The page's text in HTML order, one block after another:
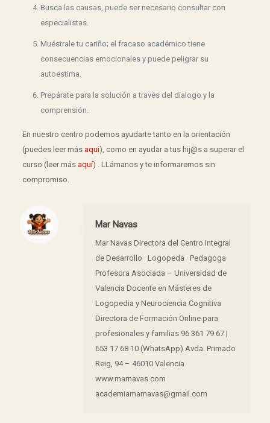
Busca las causas, puede ser necesario consultar con
especialistas.
Muéstrale tu cariño; el fracaso académico tiene
consecuencias emocionales y puede peligrar su
autoestima.
Prepárate para la solución a través del dialogo y la
comprensión.
En nuestro centro podemos ayudarte tanto en la orientación
(puedes leer más aqui), como en ayudar a tus hij@s a superar el
curso (leer más aquí) . LLámanos y te informaremos sin
compromiso.
Mar Navas
Mar Navas Directora del Centro Integral
de Desarrollo · Logopeda · Pedagoga
Profesora Asociada – Universidad de
Valencia Docente en Másteres de
Logopedia y Neurociencia Cognitiva
Directora de Formación Online para
profesionales y familias 96 361 79 67 |
653 17 68 10 (WhatsApp) Avda. Primado
Reig, 94 – 46010 Valencia
www.marnavas.com
academiamarnavas@gmail.com